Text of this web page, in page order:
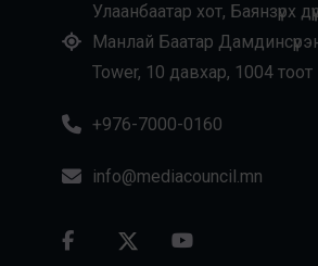
Улаанбаатар хот, Баянзүрх
Манлай Баатар
Tower, 10 давхар, 1004 тоот
+976-7000-0160
info@mediacouncil.mn